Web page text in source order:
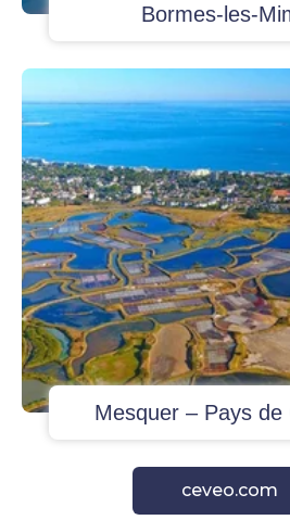
Bormes-les-
Mesquer – Pays de
ceveo.com